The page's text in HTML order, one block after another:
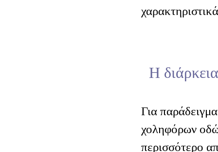
Η
Για
χοληφόρων
περισσότερο